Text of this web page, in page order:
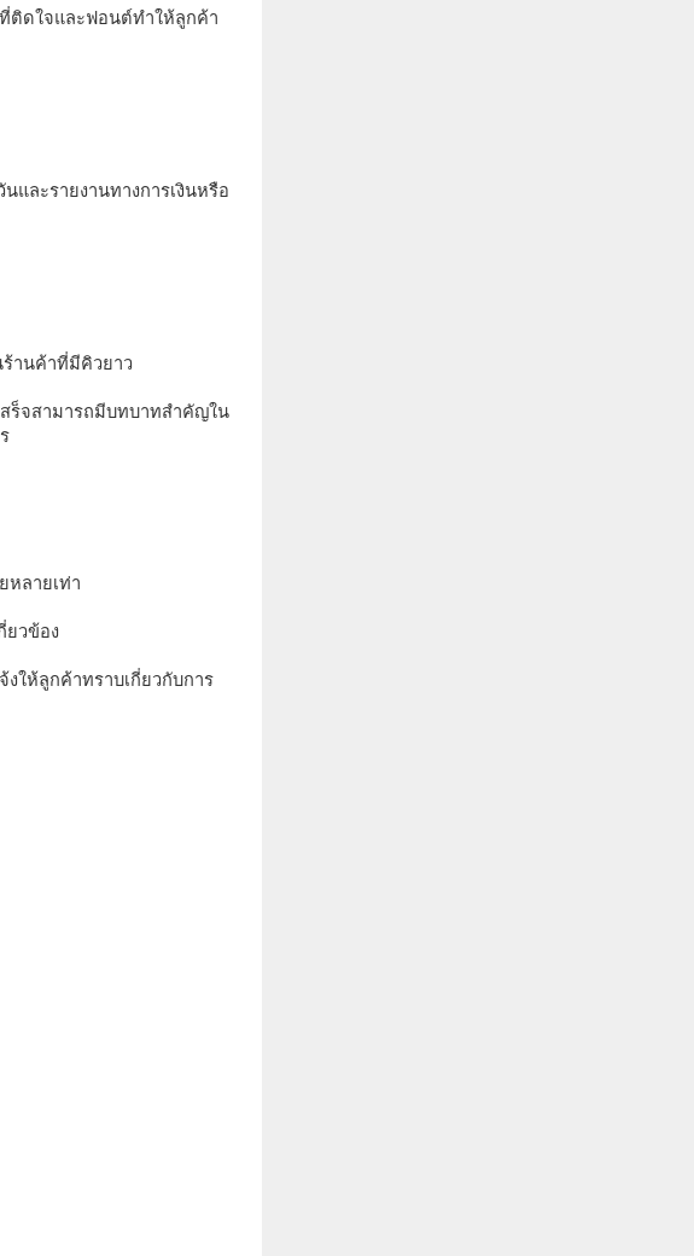
ติดใจและฟอนต์ทำให้ลูกค้า
ละรายงานทางการเงินหรือ
ร้านค้าที่มีคิวยาว
ร็จสามารถมีบทบาทสำคัญใน
ลายเท่า
ยวข้อง
ให้ลูกค้าทราบเกี่ยวกับการ